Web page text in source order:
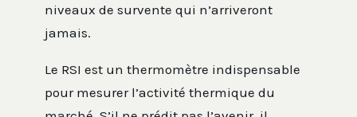
niveaux de survente qui n’arriveront
jamais.
Le RSI est un thermomètre indispensable
pour mesurer l’activité thermique du